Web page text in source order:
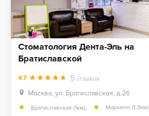
Стоматология Дента-Эль на
Братиславской
4.7 5 отзывов
Москва, ул. Братиславская, д.26
Братиславская (1км),
Марьино (1.3км)